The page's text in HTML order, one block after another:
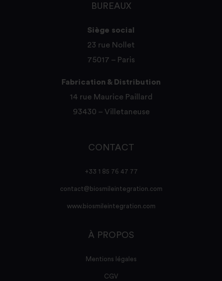
BUREAUX
Siège social
23 rue Nollet
75017 – Paris
Fabrication & Distribution
14 rue Maurice Paillard
93430 – Villetaneuse
CONTACT
+33 1 85 76 47 77
contact@biosmileintegration.com
www.biosmileintegration.com
À PROPOS
Mentions légales
CGV